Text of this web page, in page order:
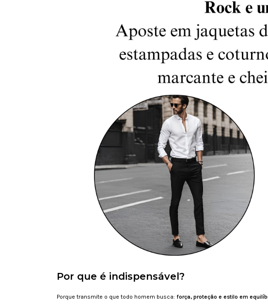
Por que é indispensável?
Porque transmite o que todo homem busca: força, proteção e estilo em